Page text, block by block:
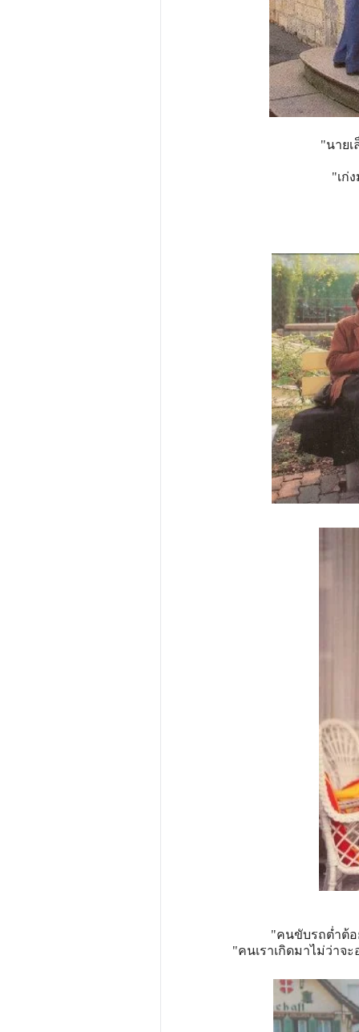
"นายเ
"เก่
"คนขับรถต่ำต้
"คนเราเกิดมาไม่ว่า